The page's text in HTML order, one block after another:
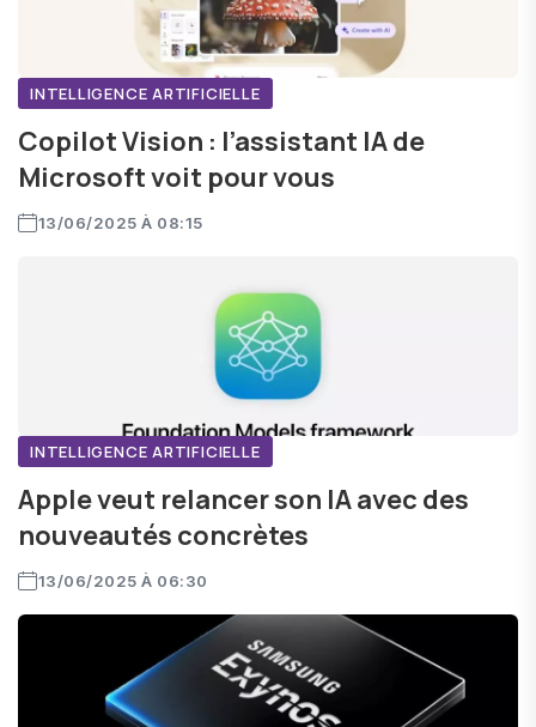
INTELLIGENCE ARTIFICIELLE
Copilot Vision : l’assistant IA de
Microsoft voit pour vous
13/06/2025 À 08:15
INTELLIGENCE ARTIFICIELLE
Apple veut relancer son IA avec des
nouveautés concrètes
13/06/2025 À 06:30